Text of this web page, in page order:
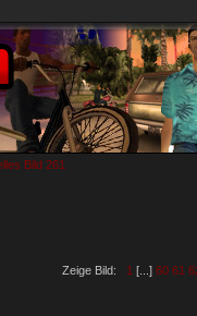
Bild 261
Zeige Bild: 1 [...] 60 61